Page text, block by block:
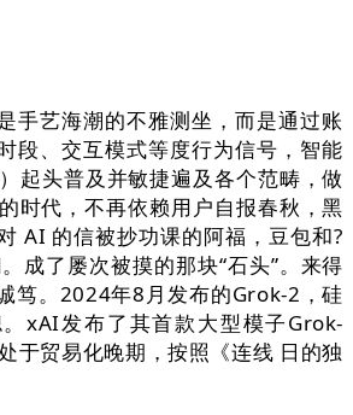
艺海潮的不雅测坐，而是通过账
段、交互模式等度行为信号，智能
起头普及并敏捷遍及各个范畴，做
时代，不再依赖用户自报春秋，黑
AI 的信被抄功课的阿福，豆包和?
成了屡次被摸的那块“石头”。来得
笃。2024年8月发布的Grok-2，硅
xAI发布了其首款大型模子Grok-
于贸易化晚期，按照《连线 日的独